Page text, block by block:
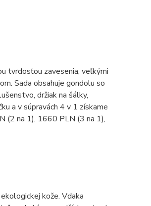
tvrdosťou zavesenia, veľkými
Sada obsahuje gondolu so
držiak na šálky,
a v súpravách 4 v 1 získame
(2 na 1), 1660 PLN (3 na 1),
kože. Vďaka